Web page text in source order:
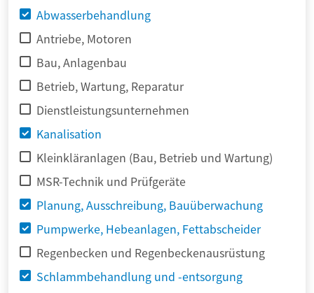
Abwasserbehandlung
Antriebe, Motoren
Bau, Anlagenbau
Betrieb, Wartung, Reparatur
Dienstleistungsunternehmen
Kanalisation
Kleinkläranlagen (Bau, Betrieb und Wartung)
MSR-Technik und Prüfgeräte
Planung, Ausschreibung, Bauüberwachung
Pumpwerke, Hebeanlagen, Fettabscheider
Regenbecken und Regenbeckenausrüstung
Schlammbehandlung und -entsorgung